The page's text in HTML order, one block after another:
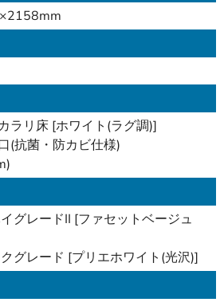
ラリ床 [ホワイト(ラグ調)]
(抗菌・防カビ仕様)
グレードII [ファセットベージュ
グレード [プリエホワイト(光沢)]